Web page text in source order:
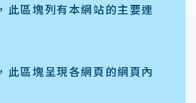
此區塊列有本網站的主要連
此區塊呈現各網頁的網頁內